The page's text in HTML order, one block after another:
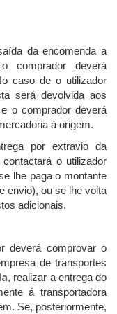
da encomenda a
comprador deverá
caso de o utilizador
será devolvida aos
o comprador deverá
à origem.
por extravio da
contactará o utilizador
lhe paga o montante
envio), ou se lhe volta
adicionais.
deverá comprovar o
de transportes
, realizar a entrega do
á transportadora
Se, posteriormente,